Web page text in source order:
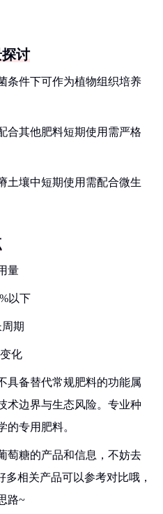
讨
条件下可作为植物组织培养
合其他肥料短期使用需严格
土壤中短期使用需配合微生
量
以下
期
化
具备替代常规肥料的功能属
术边界与生态风险。专业种
的专用肥料。
萄糖的产品和信息，不妨去
相关产品可以参考对比哦，
路~